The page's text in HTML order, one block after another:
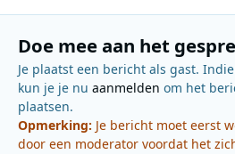
Doe mee aan het
Je plaatst een bericht als gast.
kun je je nu aanmelden om het
plaatsen.
Opmerking: Je bericht moet eerst
door een moderator voordat het